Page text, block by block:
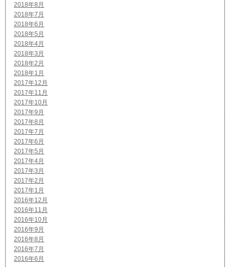
2018年8月
2018年7月
2018年6月
2018年5月
2018年4月
2018年3月
2018年2月
2018年1月
2017年12月
2017年11月
2017年10月
2017年9月
2017年8月
2017年7月
2017年6月
2017年5月
2017年4月
2017年3月
2017年2月
2017年1月
2016年12月
2016年11月
2016年10月
2016年9月
2016年8月
2016年7月
2016年6月